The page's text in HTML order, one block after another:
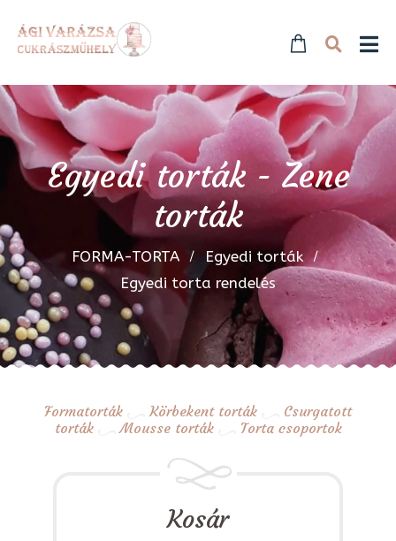
Egyedi torták - Zene
torták
FORMA-TORTA
Egyedi torták
Egyedi torta rendelés
Formatorták Körbekent torták
Csurgatott
torták
Mousse torták Torta csoportok
Kosár